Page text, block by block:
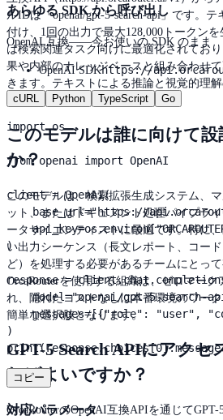
ルIDは「openai/gpt-5-search-api」です。
付け、1回の出力で最大128,000トークン
は検索関連タスク向けに最適化されてお
果や内部のナレッジベースと組み合わせ
きます。テキストによる推論と視覚的理
リケーションに適しています。
このモデルは誰に向けて
か？
このモデルは、検索拡張生成システム、
ット、またはドキュメント処理パイプラ
ータサイエンティストに最適です。特に
い出力シーケンス（長文レポート、コー
ど）を処理する必要があるチームにとって
OrcaRouterを使用する組織は、ゼロマー
れ、隠れたコストなしに本番環境のワー
簡単な選択肢となります。
GPT-5 Search APIにアク
ればよいですか？
OrcaRouterのOpenAI互換APIを通じて
あらゆる SDK から呼び出し
OpenAI 互換——今お使いの SDK のまま
OpenAI SDKhttps://
cURL Python TypeScript Go
import os
from openai import OpenAI
client = OpenAI(
base_url="https://
)
response =
model="openai/gpt-5-search-
messages=[{"role": "user",
)
コピー
対応パラメータ